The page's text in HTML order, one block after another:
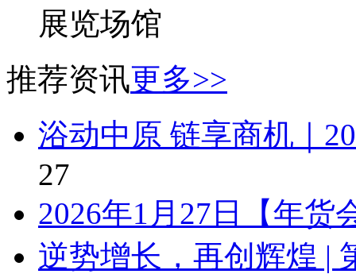
展览场馆
推荐资讯更多>>
浴动中原 链享商机｜
27
2026年1月27日【年货
逆势增长，再创辉煌 |